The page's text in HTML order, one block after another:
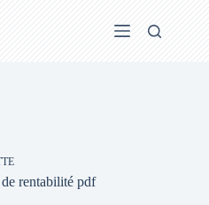
rentabilité pdf